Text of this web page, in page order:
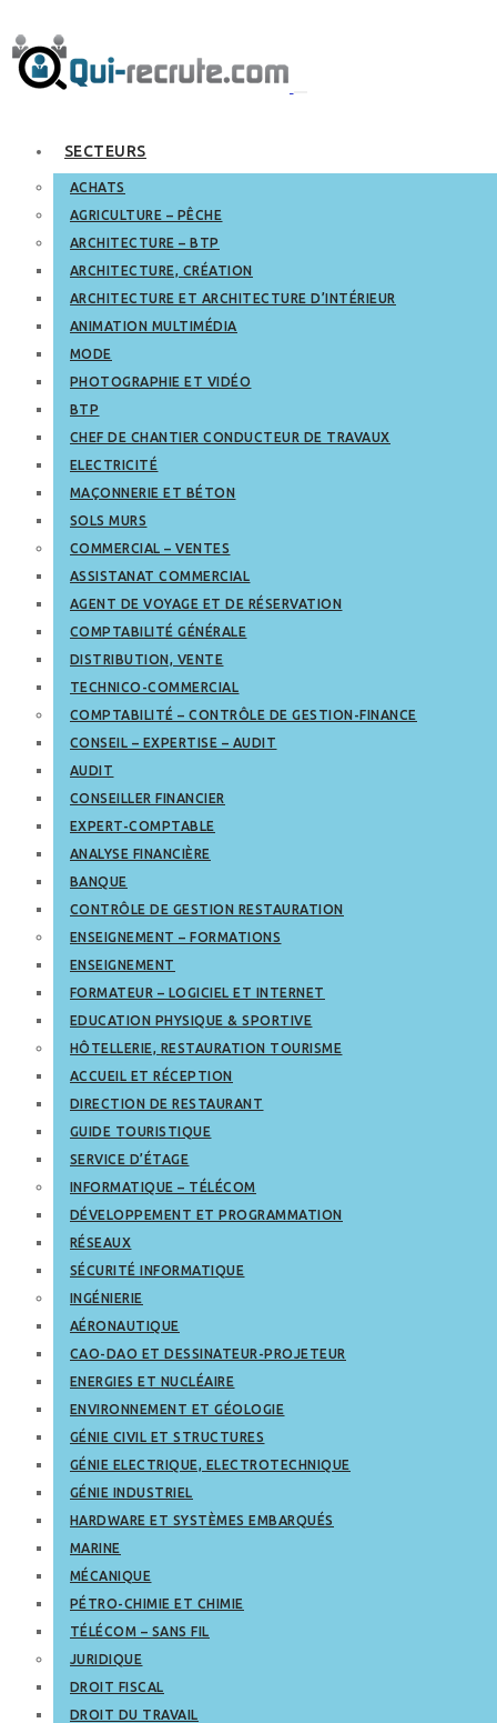
SECTEURS
ACHATS
AGRICULTURE – PÊCHE
ARCHITECTURE – BTP
ARCHITECTURE, CRÉATION
ARCHITECTURE ET ARCHITECTURE D’INTÉRIEUR
ANIMATION MULTIMÉDIA
MODE
PHOTOGRAPHIE ET VIDÉO
BTP
CHEF DE CHANTIER CONDUCTEUR DE TRAVAUX
ELECTRICITÉ
MAÇONNERIE ET BÉTON
SOLS MURS
COMMERCIAL – VENTES
ASSISTANAT COMMERCIAL
AGENT DE VOYAGE ET DE RÉSERVATION
COMPTABILITÉ GÉNÉRALE
DISTRIBUTION, VENTE
TECHNICO-COMMERCIAL
COMPTABILITÉ – CONTRÔLE DE GESTION-FINANCE
CONSEIL – EXPERTISE – AUDIT
AUDIT
CONSEILLER FINANCIER
EXPERT-COMPTABLE
ANALYSE FINANCIÈRE
BANQUE
CONTRÔLE DE GESTION RESTAURATION
ENSEIGNEMENT – FORMATIONS
ENSEIGNEMENT
FORMATEUR – LOGICIEL ET INTERNET
EDUCATION PHYSIQUE & SPORTIVE
HÔTELLERIE, RESTAURATION TOURISME
ACCUEIL ET RÉCEPTION
DIRECTION DE RESTAURANT
GUIDE TOURISTIQUE
SERVICE D’ÉTAGE
INFORMATIQUE – TÉLÉCOM
DÉVELOPPEMENT ET PROGRAMMATION
RÉSEAUX
SÉCURITÉ INFORMATIQUE
INGÉNIERIE
AÉRONAUTIQUE
CAO-DAO ET DESSINATEUR-PROJETEUR
ENERGIES ET NUCLÉAIRE
ENVIRONNEMENT ET GÉOLOGIE
GÉNIE CIVIL ET STRUCTURES
GÉNIE ELECTRIQUE, ELECTROTECHNIQUE
GÉNIE INDUSTRIEL
HARDWARE ET SYSTÈMES EMBARQUÉS
MARINE
MÉCANIQUE
PÉTRO-CHIMIE ET CHIMIE
TÉLÉCOM – SANS FIL
JURIDIQUE
DROIT FISCAL
DROIT DU TRAVAIL